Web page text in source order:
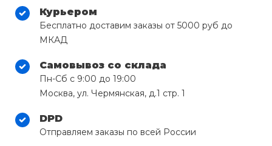
Курьером
Бесплатно доставим заказы от 5000 руб до
МКАД
Самовывоз со склада
Пн-Сб с 9:00 до 19:00
Москва, ул. Чермянская, д.1 стр. 1
DPD
Отправляем заказы по всей России